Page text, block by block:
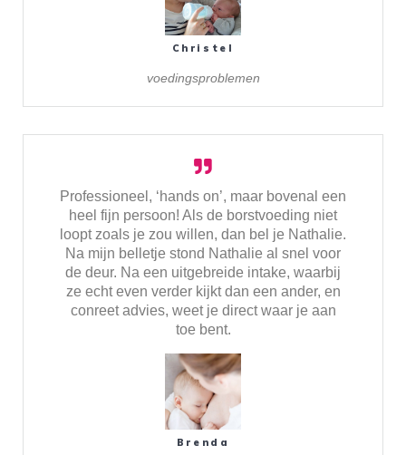
Christel
voedingsproblemen
Professioneel, ‘hands on’, maar bovenal een
heel fijn persoon! Als de borstvoeding niet
loopt zoals je zou willen, dan bel je Nathalie.
Na mijn belletje stond Nathalie al snel voor
de deur. Na een uitgebreide intake, waarbij
ze echt even verder kijkt dan een ander, en
conreet advies, weet je direct waar je aan
toe bent.
Brenda